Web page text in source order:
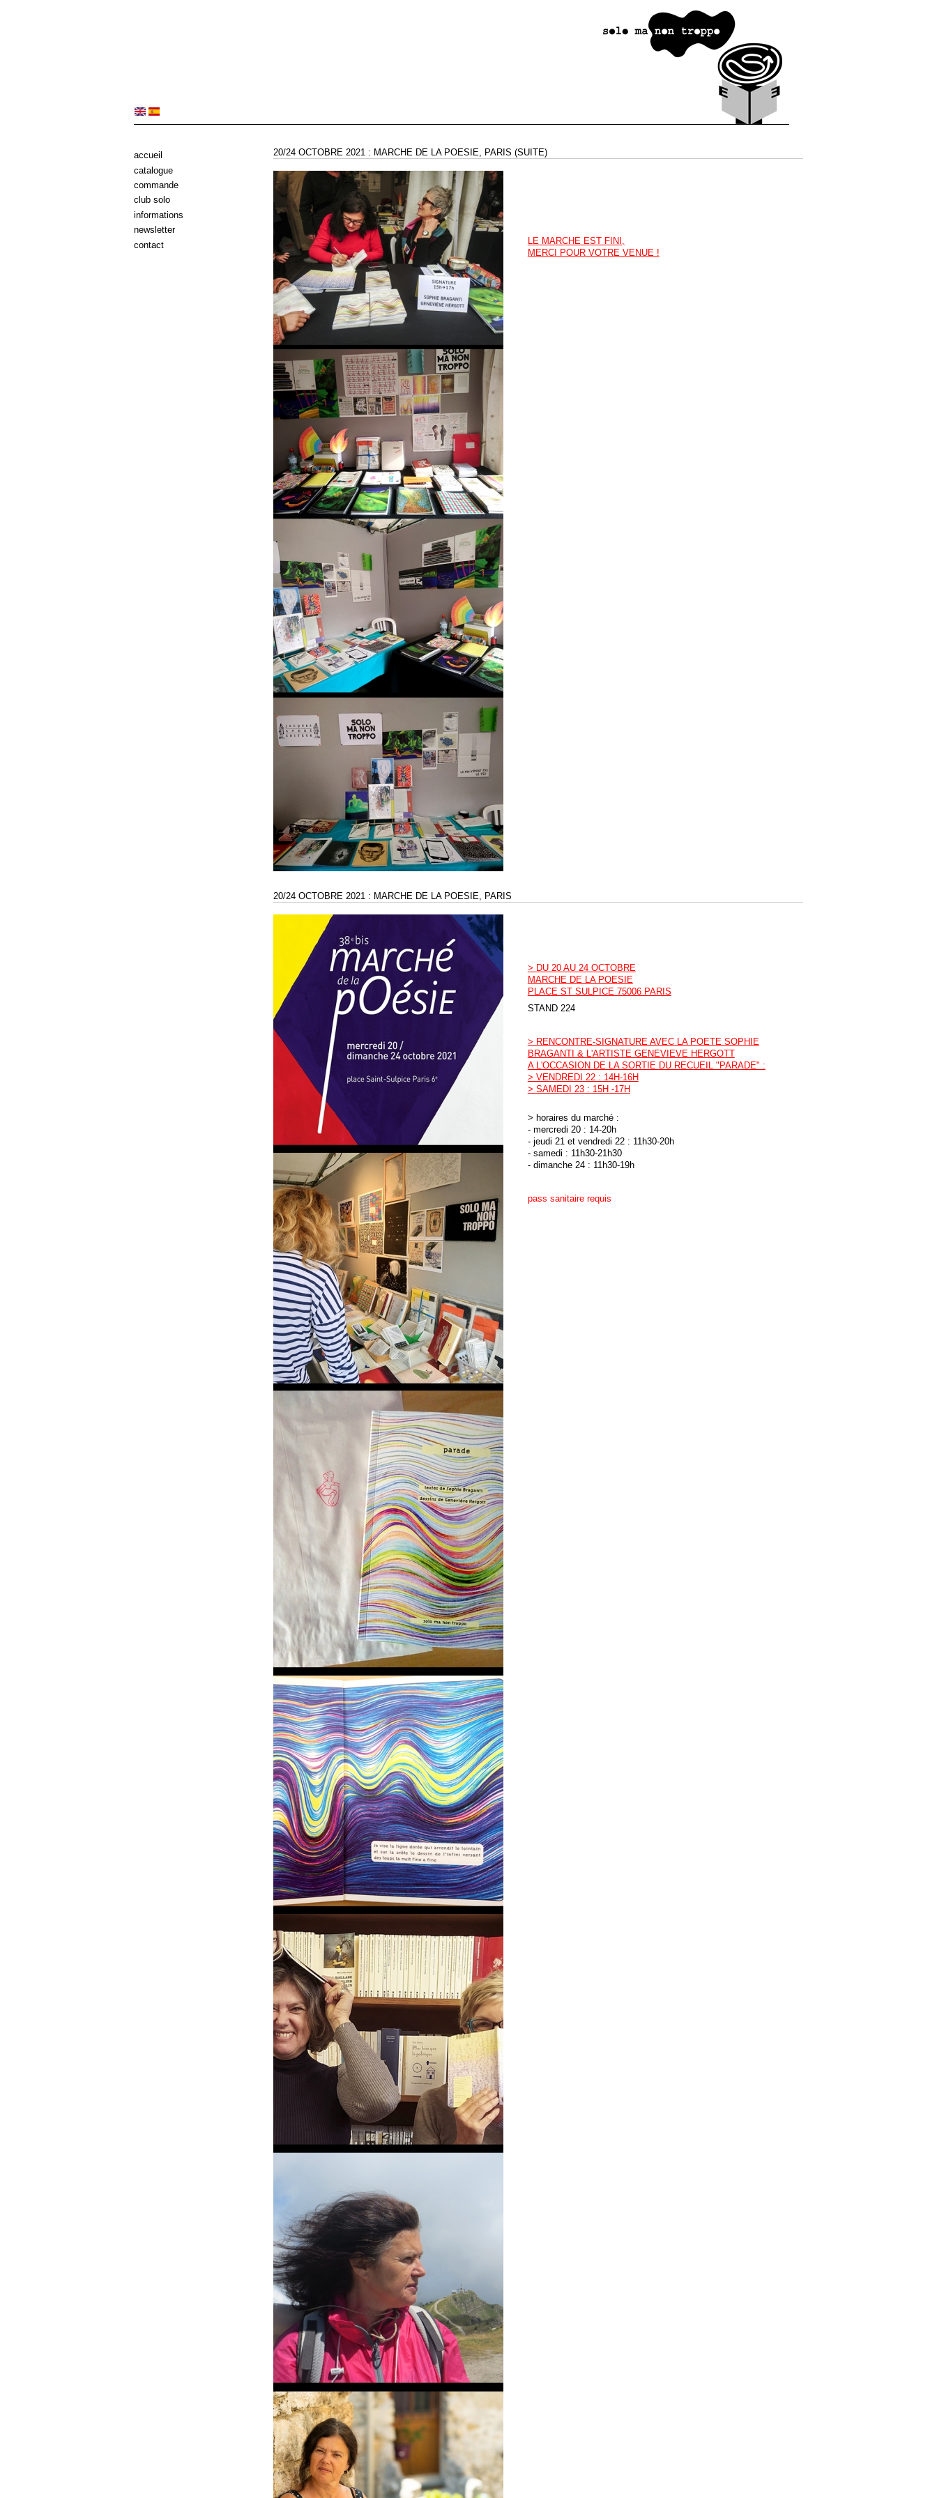
20/24 OCTOBRE 2021 : MARCHE DE LA POESIE, PARIS (SUITE)
LE MARCHE EST FINI,
MERCI POUR VOTRE VENUE !
20/24 OCTOBRE 2021 : MARCHE DE LA POESIE, PARIS
> DU 20 AU 24 OCTOBRE
MARCHE DE LA POESIE
PLACE ST SULPICE 75006 PARIS
STAND 224
> RENCONTRE-SIGNATURE AVEC LA POETE SOPHIE
BRAGANTI & L'ARTISTE GENEVIEVE HERGOTT
A L'OCCASION DE LA SORTIE DU RECUEIL "PARADE" :
> VENDREDI 22 : 14H-16H
> SAMEDI 23 : 15H -17H
> horaires du marché :
- mercredi 20 : 14-20h
- jeudi 21 et vendredi 22 : 11h30-20h
- samedi : 11h30-21h30
- dimanche 24 : 11h30-19h
pass sanitaire requis
accueil
catalogue
commande
club solo
informations
newsletter
contact